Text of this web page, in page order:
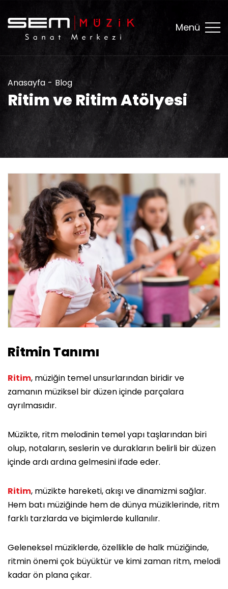
Menü
Anasayfa Blog
Ritim ve Ritim Atölyesi
Ritmin Tanımı
Ritim, müziğin temel unsurlarından biridir ve
zamanın müziksel bir düzen içinde parçalara
ayrılmasıdır.
Müzikte, ritm melodinin temel yapı taşlarından biri
olup, notaların, seslerin ve durakların belirli bir düzen
içinde ardı ardına gelmesini ifade eder.
Ritim, müzikte hareketi, akışı ve dinamizmi sağlar.
Hem batı müziğinde hem de dünya müziklerinde, ritm
farklı tarzlarda ve biçimlerde kullanılır.
Geleneksel müziklerde, özellikle de halk müziğinde,
ritmin önemi çok büyüktür ve kimi zaman ritm, melodi
kadar ön plana çıkar.